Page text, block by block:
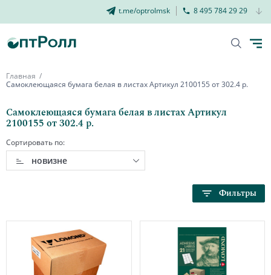
t.me/optrolmsk 8 495 784 29 29
Главная
Самоклеющаяся бумага белая в листах Артикул 2100155 от 302.4 р.
Самоклеющаяся бумага белая в листах Артикул
2100155 от 302.4 р.
Сортировать по:
новизне
Фильтры